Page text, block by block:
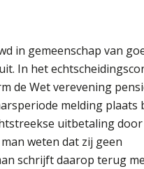
in gemeenschap van
In het
de Wet verevening
melding plaats
uitbetaling door
weten dat zij geen
schrijft daarop terug